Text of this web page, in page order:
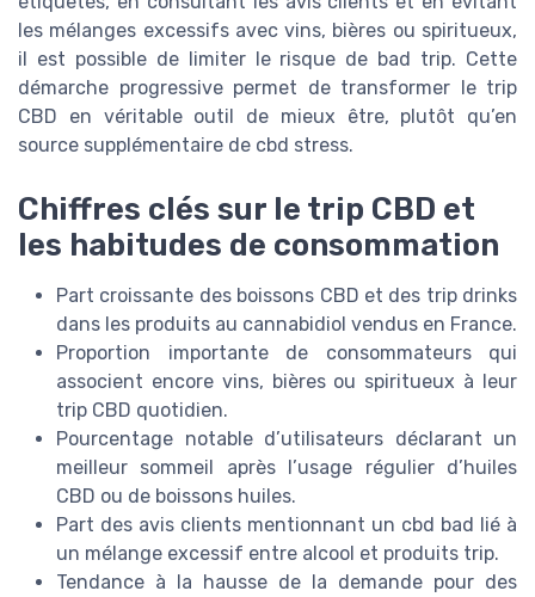
les mélanges excessifs avec vins, bières ou spiritueux,
il est possible de limiter le risque de bad trip. Cette
démarche progressive permet de transformer le trip
CBD en véritable outil de mieux être, plutôt qu’en
source supplémentaire de cbd stress.
Chiffres clés sur le trip CBD et
les habitudes de consommation
Part croissante des boissons CBD et des trip drinks
dans les produits au cannabidiol vendus en France.
Proportion importante de consommateurs qui
associent encore vins, bières ou spiritueux à leur
trip CBD quotidien.
Pourcentage notable d’utilisateurs déclarant un
meilleur sommeil après l’usage régulier d’huiles
CBD ou de boissons huiles.
Part des avis clients mentionnant un cbd bad lié à
un mélange excessif entre alcool et produits trip.
Tendance à la hausse de la demande pour des